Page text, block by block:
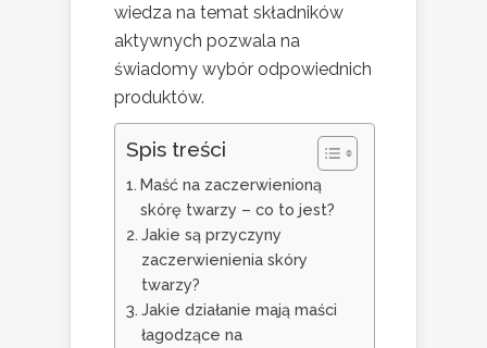
wiedza na temat składników
aktywnych pozwala na
świadomy wybór odpowiednich
produktów.
Spis treści
Maść na zaczerwienioną
skórę twarzy – co to jest?
Jakie są przyczyny
zaczerwienienia skóry
twarzy?
Jakie działanie mają maści
łagodzące na